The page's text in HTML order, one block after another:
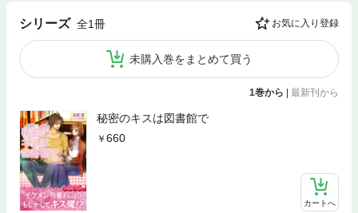
シリーズ 全1冊 お気に入り登録
未購入巻をまとめて買う
1巻から 最新刊から
秘密のキスは図書館で
660
カートへ